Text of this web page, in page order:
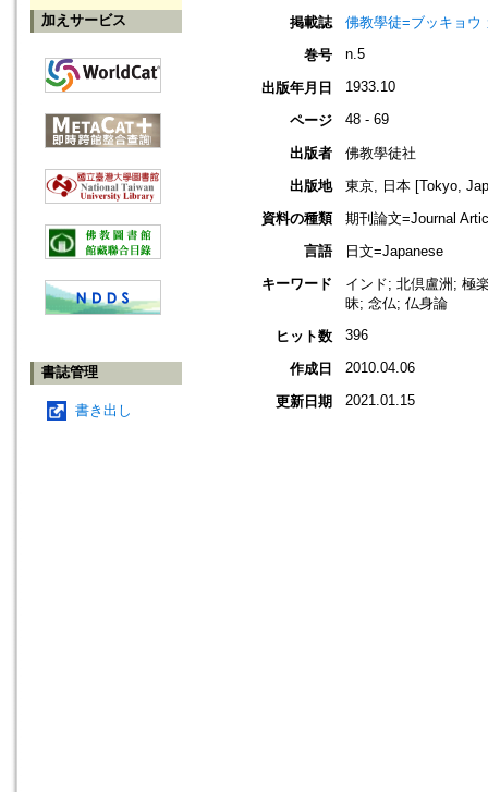
加えサービス
書誌管理
書き出し
掲載誌
佛教學徒=ブッキョウ
巻号
n.5
出版年月日 1933.10
ページ 48 - 69
出版者
佛教學徒社
出版地
東京, 日本 [Tokyo,
資料の種類
期刊論文=Journal
言語
日文=Japanese
キーワード
インド; 北倶盧洲; 極
昧; 念仏; 仏身論
ヒット数
396
作成日 2010.04.06
更新日期 2021.01.15